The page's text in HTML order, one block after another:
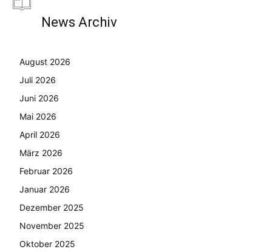
News Archiv
August 2026
Juli 2026
Juni 2026
Mai 2026
April 2026
März 2026
Februar 2026
Januar 2026
Dezember 2025
November 2025
Oktober 2025